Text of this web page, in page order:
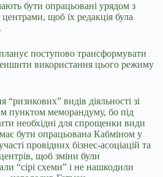
бути опрацьовані урядом з
щоб їх редакція була
поступово трансформувати
використання цього режиму
видів діяльності зі
пунктом меморандуму, бо під
необхідні для спрощенки види
бути опрацьована Кабміном у
провідних бізнес-асоціацій та
щоб зміни були
“сірі схеми” і не нашкодили